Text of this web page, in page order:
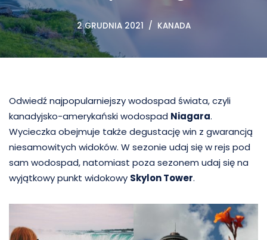
2 GRUDNIA 2021 KANADA
Odwiedź najpopularniejszy wodospad świata, czyli
kanadyjsko-amerykański wodospad Niagara.
Wycieczka obejmuje także degustację win z gwarancją
niesamowitych widoków. W sezonie udaj się w rejs pod
sam wodospad, natomiast poza sezonem udaj się na
wyjątkowy punkt widokowy Skylon Tower.